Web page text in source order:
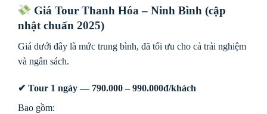
Giá Tour Thanh Hóa – Ninh Bình (cập
nhật chuẩn 2025)
Giá dưới đây là mức trung bình, đã tối ưu cho cả trải nghiệm
và ngân sách.
✔ Tour 1 ngày — 790.000 – 990.000đ/khách
Bao gồm: